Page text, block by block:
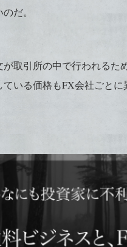
だ。
が取引所の中で行われる
いる価格もFX会社ごと